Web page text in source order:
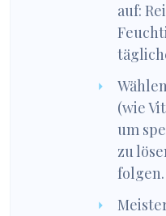
auf:
(wie
um
zu
folgen.